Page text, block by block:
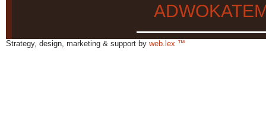
Strategy, design, marketing & support by web.lex ™